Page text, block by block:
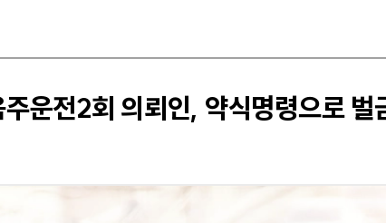
운전2회 의뢰인, 약식명령으로 벌